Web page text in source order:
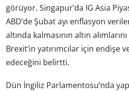
görüyor. Singapur’da IG Asia
ABD’de Şubat ayı enflasyon
altında kalmasının altın
Brexit’in yatırımcılar için endişe
edeceğini belirtti.
Dün İngiliz Parlamentosu’nda